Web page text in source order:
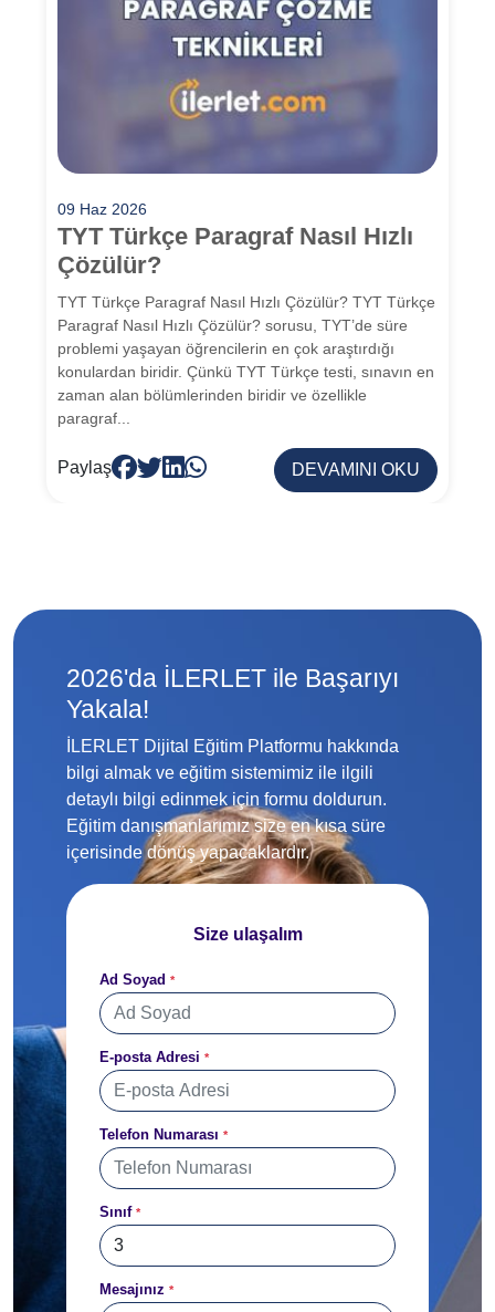
09 Haz 2026
TYT Türkçe Paragraf Nasıl Hızlı
Çözülür?
TYT Türkçe Paragraf Nasıl Hızlı Çözülür? TYT Türkçe
Paragraf Nasıl Hızlı Çözülür? sorusu, TYT’de süre
problemi yaşayan öğrencilerin en çok araştırdığı
konulardan biridir. Çünkü TYT Türkçe testi, sınavın en
zaman alan bölümlerinden biridir ve özellikle
paragraf...
Paylaş DEVAMINI OKU
2026'da İLERLET ile Başarıyı
Yakala!
İLERLET Dijital Eğitim Platformu hakkında
bilgi almak ve eğitim sistemimiz ile ilgili
detaylı bilgi edinmek için formu doldurun.
Eğitim danışmanlarımız size en kısa süre
içerisinde dönüş yapacaklardır.
Size ulaşalım
Ad Soyad *
E-posta Adresi *
Telefon Numarası *
Sınıf *
Mesajınız *